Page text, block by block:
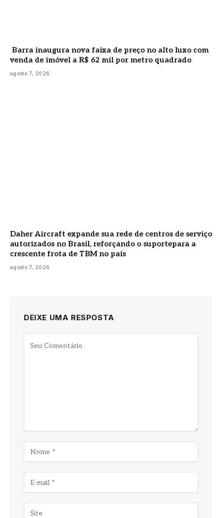
Barra inaugura nova faixa de preço no alto luxo com
venda de imóvel a R$ 62 mil por metro quadrado
agosto 7, 2026
Daher Aircraft expande sua rede de centros de serviço
autorizados no Brasil, reforçando o suportepara a
crescente frota de TBM no país
agosto 7, 2026
DEIXE UMA RESPOSTA